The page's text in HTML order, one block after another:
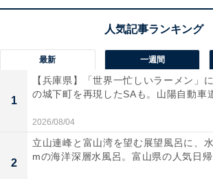
最新 一週間
1
【兵庫県】「世界一忙しいラーメン」
の城下町を再現したSAも。山陽自動車
2026/08/04
2
立山連峰と富山湾を望む展望風呂に、
mの海洋深層水風呂。富山県の人気日帰